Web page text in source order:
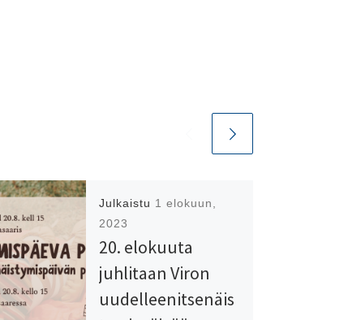
Julkaistu 1 elokuun,
2023
20. elokuuta
juhlitaan Viron
uudelleenitsenäis